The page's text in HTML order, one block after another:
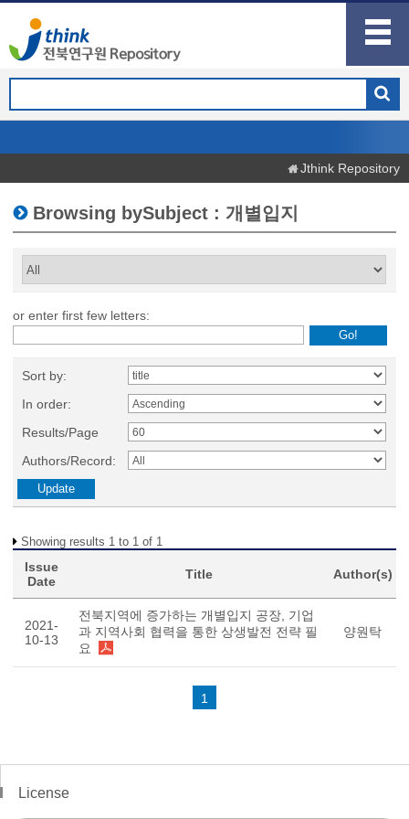
Jthink Repository
Browsing bySubject : 개별입지
or enter first few letters:
Sort by:
In order:
Results/Page
Authors/Record:
Showing results 1 to 1 of 1
Issue
Date
Title Author(s)
2021-
10-13
전북지역에 증가하는 개별입지 공장, 기업
과 지역사회 협력을 통한 상생발전 전략 필
요
양원탁
1
License